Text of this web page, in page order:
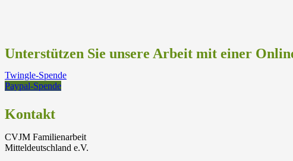
Unterstützen Sie unsere Arbeit mit einer
Twingle-Spende
Paypal-Spende
Kontakt
CVJM Familienarbeit
Mitteldeutschland e.V.